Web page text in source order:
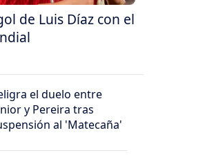
de Luis Díaz con el
el duelo entre
y Pereira tras
al 'Matecaña'